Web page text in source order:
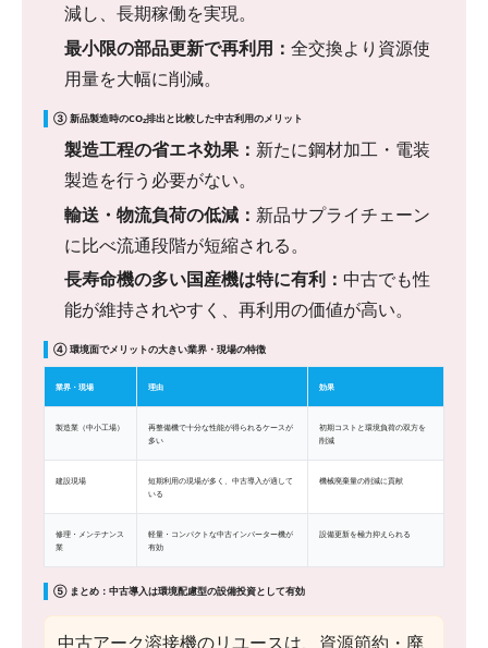
減し、長期稼働を実現。
最小限の部品更新で再利用： 全交換より資源使
用量を大幅に削減。
③ 新品製造時のCO₂排出と比較した中古利用のメリット
製造工程の省エネ効果： 新たに鋼材加工・電装
製造を行う必要がない。
輸送・物流負荷の低減： 新品サプライチェーン
に比べ流通段階が短縮される。
長寿命機の多い国産機は特に有利： 中古でも性
能が維持されやすく、再利用の価値が高い。
④ 環境面でメリットの大きい業界・現場の特徴
業界・現場 理由 効果
製造業（中小工場）
再整備機で十分な性能が得られるケースが
多い
初期コストと環境負荷の双方を
削減
建設現場
短期利用の現場が多く、中古導入が適して
いる
機械廃棄量の削減に貢献
修理・メンテナンス
業
軽量・コンパクトな中古インバーター機が
有効
設備更新を極力抑えられる
⑤ まとめ：中古導入は環境配慮型の設備投資として有効
中古アーク溶接機のリユースは、資源節約・廃